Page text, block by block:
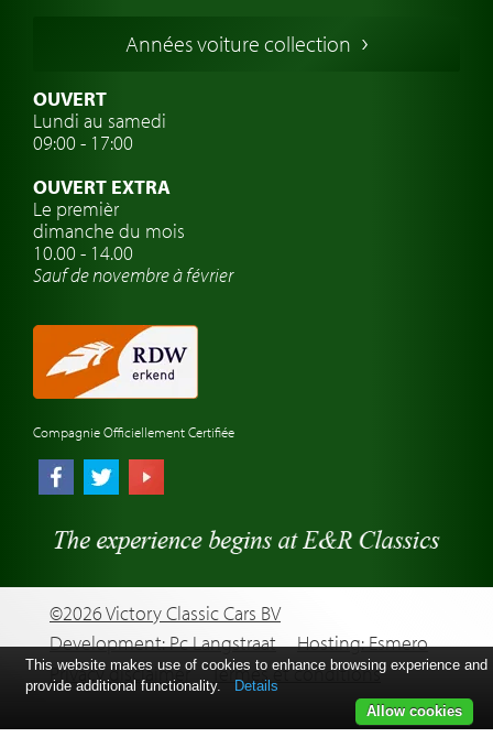
Voitures Suédoises
Assurance voiture de collection
Clubs de voitures classiques
Atelier de voitures anciennes
Montres de marque de voiture
Années voiture collection
OUVERT
Lundi au samedi
09:00 - 17:00
OUVERT EXTRA
Le premièr
dimanche du mois
10.00 - 14.00
Sauf de novembre à février
Compagnie Officiellement Certifiée
©2026 Victory Classic Cars BV
Development: Pc Langstraat
Hosting: Esmero
Privacy disclaimer
Termes et conditions
This website makes use of cookies to enhance browsing experience and
provide additional functionality.
Details
Allow cookies